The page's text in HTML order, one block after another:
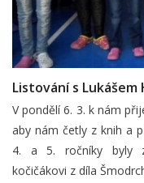
Listování s
V pondělí 6. 3. k nám
aby nám četly z knih a
4. a 5. ročníky byly
kočičákovi z díla